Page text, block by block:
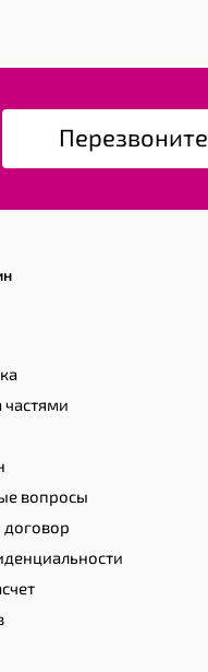
Перезвоните
частями
вопросы
договор